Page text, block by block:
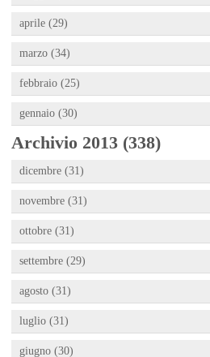
aprile (29)
marzo (34)
febbraio (25)
gennaio (30)
Archivio 2013 (338)
dicembre (31)
novembre (31)
ottobre (31)
settembre (29)
agosto (31)
luglio (31)
giugno (30)